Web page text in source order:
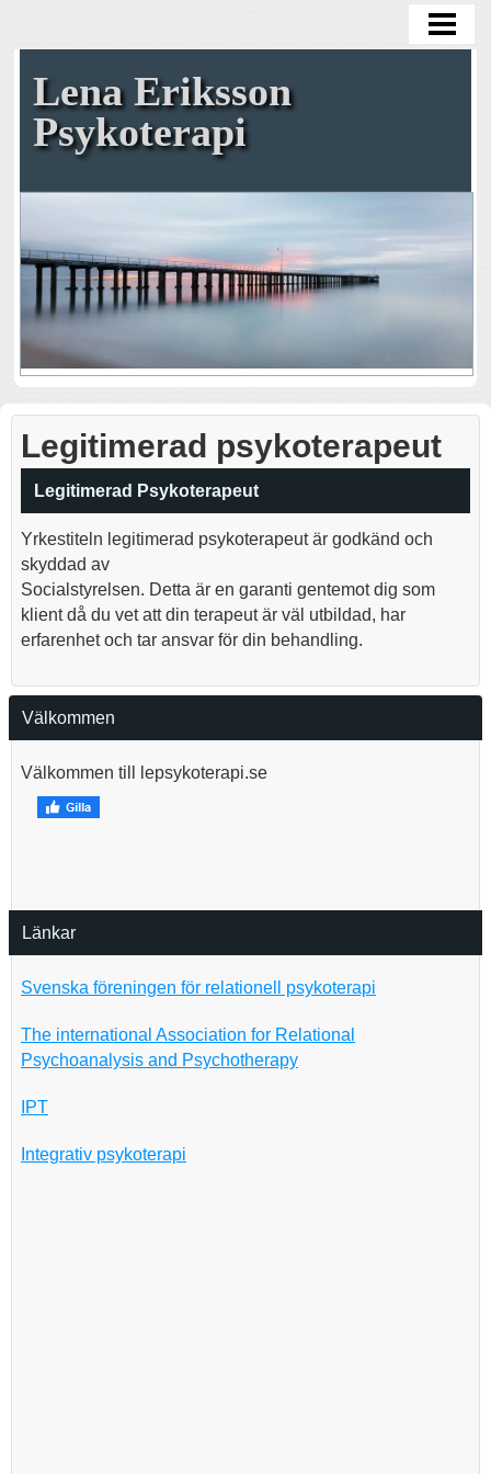
LEGITIMERAD PSYKOTERAPEUT
FÖRETAG
KONTAKT
Lena Eriksson
Psykoterapi
Legitimerad psykoterapeut
Legitimerad Psykoterapeut
Yrkestiteln legitimerad psykoterapeut är godkänd och
skyddad av
Socialstyrelsen. Detta är en garanti gentemot dig som
klient då du vet att din terapeut är väl utbildad, har
erfarenhet och tar ansvar för din behandling.
Välkommen
Välkommen till lepsykoterapi.se
Länkar
Svenska föreningen för relationell psykoterapi
The international Association for Relational
Psychoanalysis and Psychotherapy
IPT
Integrativ psykoterapi